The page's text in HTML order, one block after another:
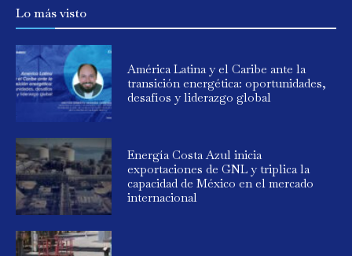
Lo más visto
América Latina y el Caribe ante la
transición energética: oportunidades,
desafíos y liderazgo global
Energía Costa Azul inicia
exportaciones de GNL y triplica la
capacidad de México en el mercado
internacional